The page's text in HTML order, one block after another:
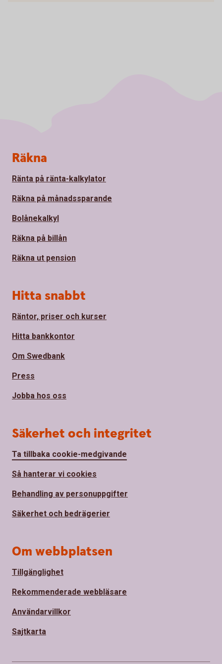
Sidfot
Räkna
Ränta på ränta-kalkylator
Räkna på månadssparande
Bolånekalkyl
Räkna på billån
Räkna ut pension
Hitta snabbt
Räntor, priser och kurser
Hitta bankkontor
Om Swedbank
Press
Jobba hos oss
Säkerhet och integritet
Ta tillbaka cookie-medgivande
Så hanterar vi cookies
Behandling av personuppgifter
Säkerhet och bedrägerier
Om webbplatsen
Tillgänglighet
Rekommenderade webbläsare
Användarvillkor
Sajtkarta